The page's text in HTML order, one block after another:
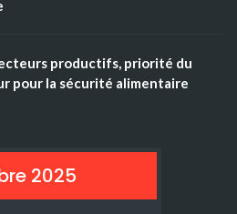
productifs, priorité du
pour la sécurité alimentaire
2025